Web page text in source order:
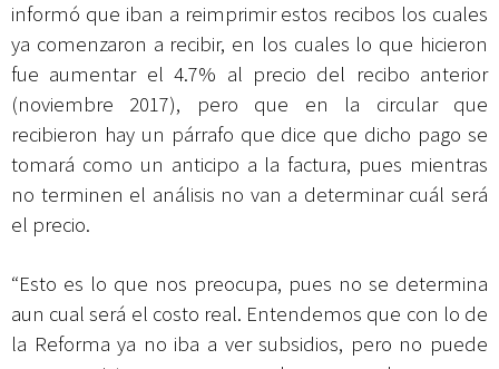
informó que iban a reimprimir estos recibos los cuales
ya comenzaron a recibir, en los cuales lo que hicieron
fue aumentar el 4.7% al precio del recibo anterior
(noviembre 2017), pero que en la circular que
recibieron hay un párrafo que dice que dicho pago se
tomará como un anticipo a la factura, pues mientras
no terminen el análisis no van a determinar cuál será
el precio.
“Esto es lo que nos preocupa, pues no se determina
aun cual será el costo real. Entendemos que con lo de
la Reforma ya no iba a ver subsidios, pero no puede